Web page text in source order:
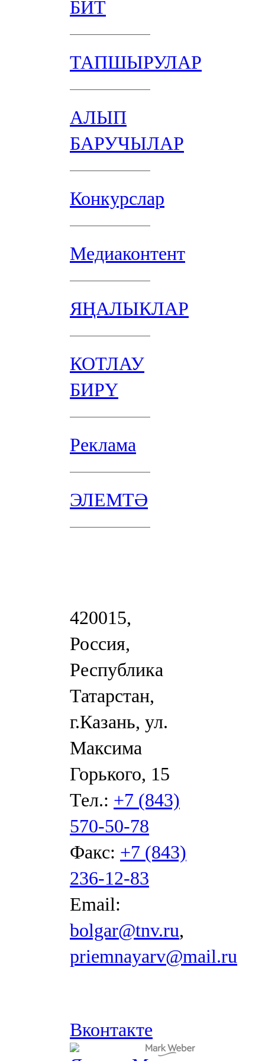
БИТ
ТАПШЫРУЛАР
АЛЫП
БАРУЧЫЛАР
Конкурслар
Медиаконтент
ЯҢАЛЫКЛАР
КОТЛАУ
БИРҮ
Реклама
ЭЛЕМТӘ
420015,
Россия,
Республика
Татарстан,
г.Казань, ул.
Максима
Горького, 15
Тел.: +7 (843)
570-50-78
Факс: +7 (843)
236-12-83
Email:
bolgar@tnv.ru,
priemnayarv@mail.ru
Вконтакте